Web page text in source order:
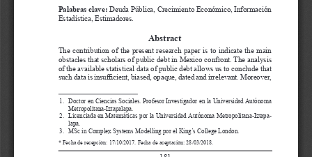
Palabras clave: Deuda Pública, Crecimiento Económico, Información
Estadística, Estimadores.
Abstract
The  contribution  of  the  present  research  paper  is  to  indicate  the  main
obstacles that scholars of public debt in Mexico confront. The analysis
of the available statistical data of public debt allows us to conclude that
such data is insufficient, biased, opaque, dated and irrelevant. Moreover,
1.
Doctor en Ciencias Sociales. Profesor Investigador en la Universidad Autónoma
Metropolitana-Iztapalapa.
2.
Licenciada en Matemáticas por la Universidad Autónoma Metropolitana-Iztapa-
lapa.
3.
MSc in Complex Systems Modelling por el King’s College London.
* Fecha de recepción: 17/10/2017. Fecha de aceptación: 28/03/2018.